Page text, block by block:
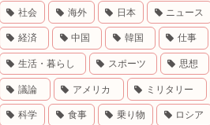
社会 海外 日本 ニュース
経済 中国 韓国 仕事
生活・暮らし スポーツ 思想
議論 アメリカ ミリタリー
科学 食事 乗り物 ロシア